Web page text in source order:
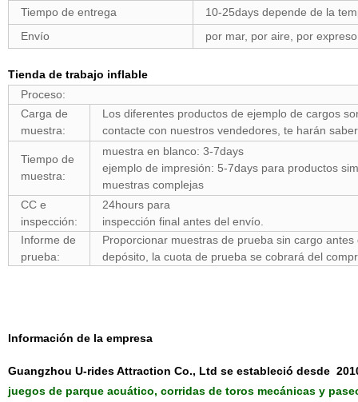
Tiempo de entrega
10-25days depende de la
Envío
por mar, por aire, por
Tienda de trabajo inflable
Proceso:
Carga de
muestra:
Los diferentes productos de ejemplo de cargos
contacte con nuestros vendedores, te harán
Tiempo de
muestra:
muestra en blanco: 3-7days
ejemplo de impresión: 5-7days para productos
muestras complejas
CC e
inspección:
24hours para
inspección final antes del envío.
Informe de
prueba:
Proporcionar muestras de prueba sin cargo
depósito, la cuota de prueba se cobrará del
Información de la empresa
Guangzhou U-rides Attraction Co., Ltd se estableció desde
juegos de parque acuático, corridas de toros mecánicas y